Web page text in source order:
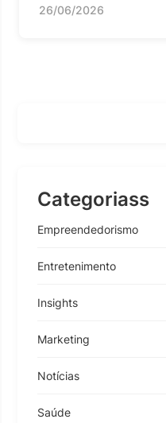
26/06/2026
Categoriass
Empreendedorismo
Entretenimento
Insights
Marketing
Notícias
Saúde